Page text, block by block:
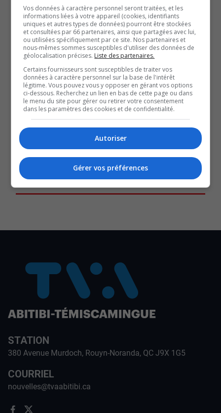
élections, la campagne « Je vote pro-choix ».
Une campagne qui vise à encourager les candidats à
s’engager à ne pas légiférer de manière à nuire à l’accès
à l’avortement.
Selon Sylvie Nicole, l’avortement est un droit que les
femmes ne devraient pas avoir à constamment
défendre.
QUESTION DU JOUR
Commentaires
SOUTENIR NOS MÉDIAS, C’EST PROTÉGER NOTRE
STATION
380 Avenue Murdoch, Rouyn-Noranda, QC J9X 1G5
COURRIEL
nouvelles@tvaabitibi.ca
Vos données à caractère personnel seront traitées, et les
informations liées à votre appareil (cookies, identifiants
uniques et autres types de données) pourront être stockées
et consultées par 66 partenaires, ainsi que partagées avec lui,
ou utilisées spécifiquement par ce site. Nos partenaires et
nous-mêmes sommes susceptibles d'utiliser des données de
géolocalisation précises. Liste des partenaires.
Certains fournisseurs sont susceptibles de traiter vos
données à caractère personnel sur la base de l'intérêt
légitime. Vous pouvez vous y opposer en gérant vos options
ci-dessous. Recherchez un lien en bas de cette page ou dans
le menu du site pour gérer ou retirer votre consentement
dans les paramètres des cookies et de confidentialité.
Autoriser
Gérer vos préférences